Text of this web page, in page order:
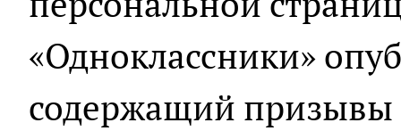
«Одноклассники»
содержащий призывы